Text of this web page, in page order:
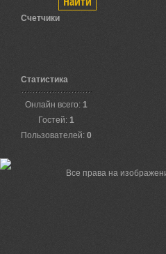
Счетчики
Статистика
Онлайн всего: 1
Гостей: 1
Пользователей: 0
Все права на